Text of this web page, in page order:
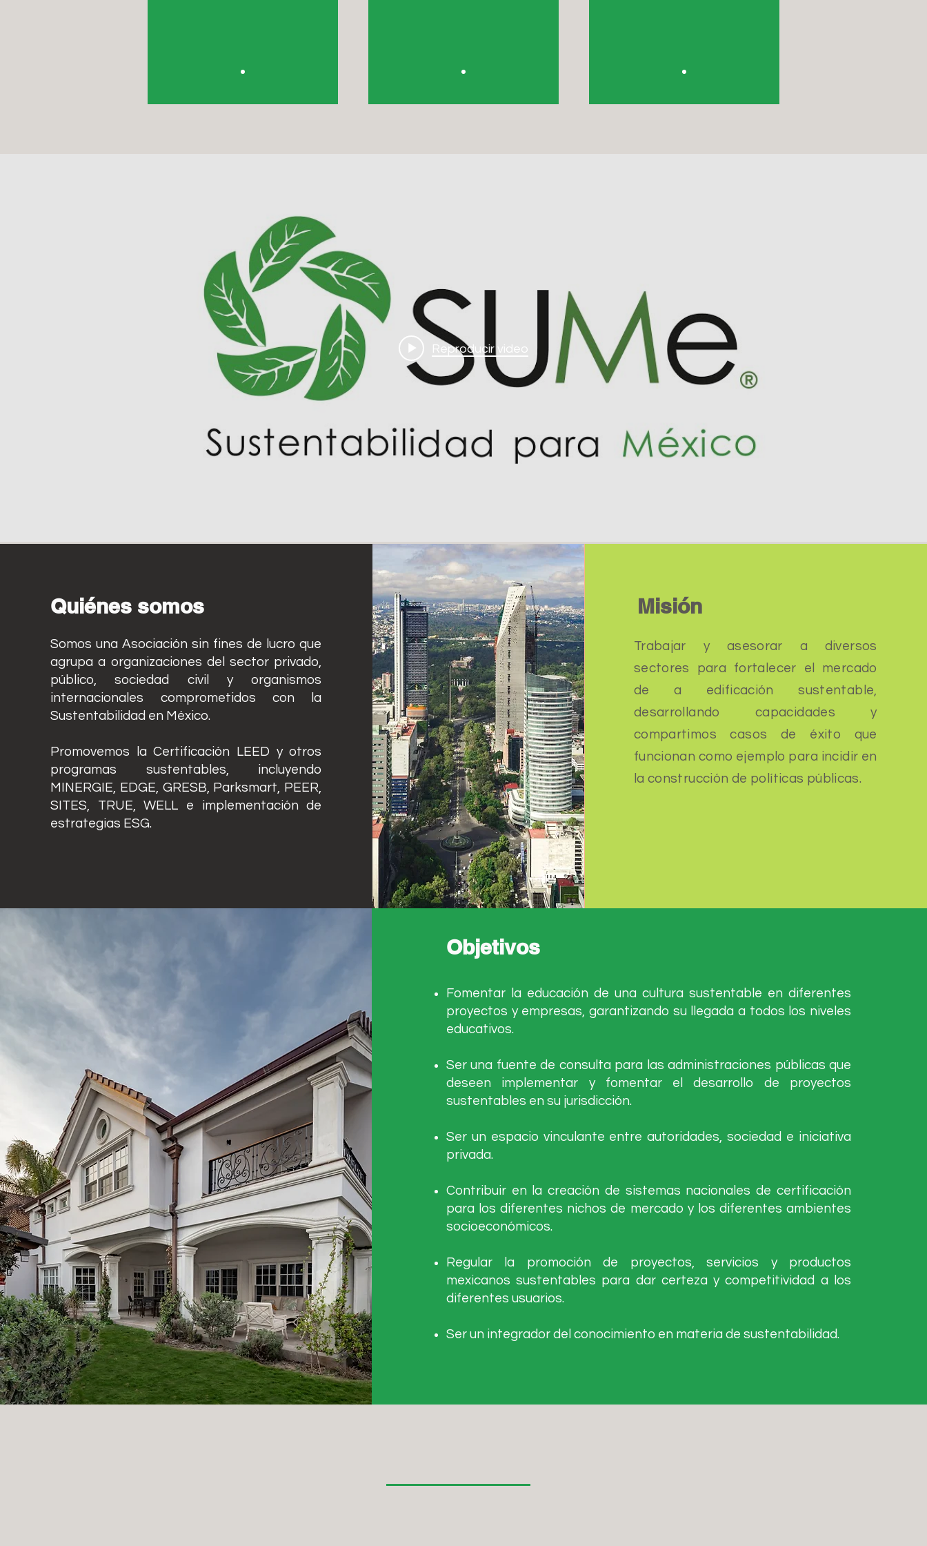
Reproducir video
Quiénes somos
Somos una Asociación sin fines de lucro que
agrupa a organizaciones del sector privado,
público, sociedad civil y organismos
internacionales comprometidos con la
Sustentabilidad en México.
Promovemos la Certificación LEED y otros
programas sustentables, incluyendo
MINERGIE, EDGE, GRESB, Parksmart, PEER,
SITES, TRUE, WELL e implementación de
estrategias ESG.
Misión
Trabajar y asesorar a diversos
sectores para fortalecer el mercado
de a edificación sustentable,
desarrollando capacidades y
compartimos casos de éxito que
funcionan como ejemplo para incidir en
la construcción de políticas públicas.
Objetivos
Fomentar la educación de una cultura sustentable en diferentes
proyectos y empresas, garantizando su llegada a todos los niveles
educativos.
Ser una fuente de consulta para las administraciones públicas que
deseen implementar y fomentar el desarrollo de proyectos
sustentables en su jurisdicción.
Ser un espacio vinculante entre autoridades, sociedad e iniciativa
privada.
Contribuir en la creación de sistemas nacionales de certificación
para los diferentes nichos de mercado y los diferentes ambientes
socioeconómicos.
Regular la promoción de proyectos, servicios y productos
mexicanos sustentables para dar certeza y competitividad a los
diferentes usuarios.
Ser un integrador del conocimiento en materia de sustentabilidad.